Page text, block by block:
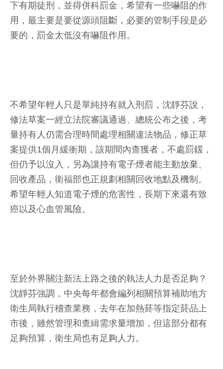
下有期徒刑，並得併科罰金，希望有一些嚇阻的作
用，最主要是要從源頭阻斷，必要的管制手段是必
要的，罰金太低沒有嚇阻作用。
不希望年輕人只是單純持有就入刑罰，沈靜芬說，
修法草案一經立法院審議通過、總統公布之後，考
量持有人仍需合理時間處理相關違法物品，修正草
案提供1個月緩衝期，該期間內查獲者，不處罰鍰，
但仍予以沒入，另為讓持有電子煙者能主動放棄、
回收產品，衛福部也正規劃相關回收地點及機制。
希望年輕人知道電子煙的危害性，長期下來還有致
癌以及心血管風險。
至於外界關注新法上路之後的執法人力是否足夠？
沈靜芬強調，中央每年都會編列相關預算補助地方
衛生局執行稽查業務，去年在加熱菸等指定菸品上
市後，雖然管理和查緝需求量增加，但這部分都有
足夠預算，衛生局也有足夠人力。